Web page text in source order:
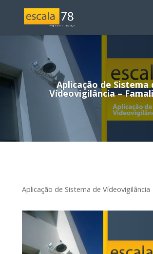
Aplicação de Sistema
Vídeovigilância –
Aplicação de Sistema de Vídeovigilância